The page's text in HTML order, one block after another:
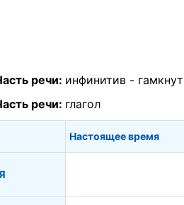
речи: инфинитив -
речи: глагол
Настоящее время
Я